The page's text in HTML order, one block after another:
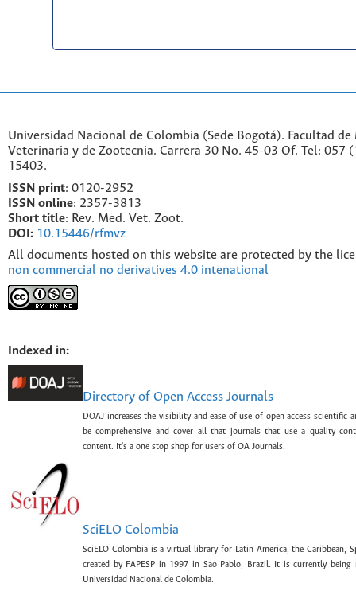
Universidad Nacional de Colombia (Sede Bogotá). Facultad de
Veterinaria y de Zootecnia. Carrera 30 No. 45-03 Of. Tel: 057
15403.
ISSN print: 0120-2952
SSN online: 2357-3813
Short title: Rev. Med. Vet. Zoot.
DOI: 10.15446/rfmvz
All documents hosted on this website are protected by the
non commercial no derivatives 4.0 intenational
Indexed in:
Directory of Open Access Journals
DOAJ increases the visibility and ease of use of open access scientific
be comprehensive and cover all that journals that use a quality
content. It's a one stop shop for users of OA Journals.
SciELO Colombia
SciELO Colombia is a virtual library for Latin-America, the Caribbean,
created by FAPESP in 1997 in Sao Pablo, Brazil. It is currently being
Universidad Nacional de Colombia.